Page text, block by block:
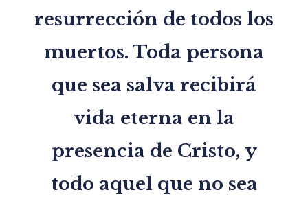
resurrección de todos los
muertos. Toda persona
que sea salva recibirá
vida eterna en la
presencia de Cristo, y
todo aquel que no sea